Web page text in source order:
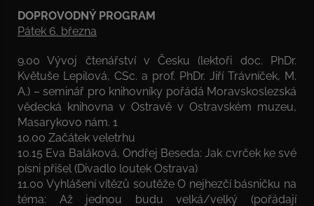
DOPROVODNÝ PROGRAM
Pátek 6. března
9.00 Vývoj čtenářství v Česku (lektoři doc. PhDr.
Květuše Lepilová, CSc. a prof. PhDr. Jiří Trávníček, M.
A.) – seminář pro knihovníky pořádá Moravskoslezská
vědecká knihovna v Ostravě v Ostravském muzeu,
Masarykovo nám. 1
10.00 Začátek veletrhu
10.15 Eva Baláková, Ondřej Beseda: Jak cvrček ke své
písni přišel (Divadlo loutek Ostrava)
11.00 Vyhlášení vítězů soutěže O nejhezčí básničku na
téma: Až jednou budu velká/velký (pořádají